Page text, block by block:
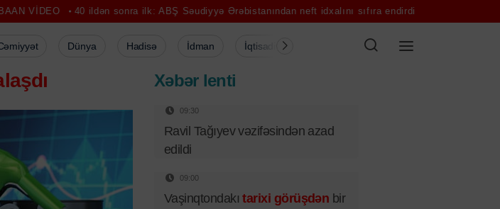
40 ildən sonra ilk: ABŞ Səudiyyə Ərəbistanından neft idxalını sıfıra endirdi Emil Əliyev yenidən
Dünya Hadisə İdman İqtisadiyyat Şou-biznes Müsahibə
Xəbər lenti
09:30
Ravil Tağıyev vəzifəsindən azad
edildi
09:00
Vaşinqtondakıtarixi görüşdən bir